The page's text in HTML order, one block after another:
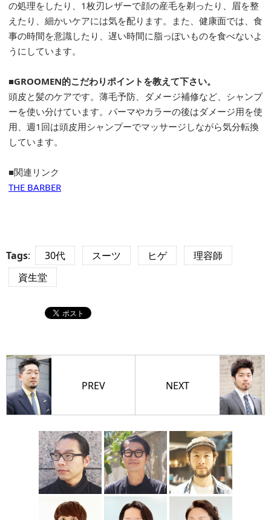
の処理をしたり、1枚刃レザーで顔の産毛を剃ったり、眉を整
えたり、細かいケアには気を配ります。また、健康面では、食
事の時間を意識したり、遅い時間に脂っぽいものを食べないよ
うにしています。
■GROOMEN的こだわりポイントを教えて下さい。
頭皮と髪のケアです。薄毛予防、ダメージ補修など、シャンプ
ーを使い分けています。パーマやカラーの後はダメージ用を使
用、週1回は頭皮用シャンプーでマッサージしながら気分転換
しています。
■関連リンク
THE BARBER
Tags: 30代 スーツ ヒゲ
理容師
資生堂
PREV NEXT